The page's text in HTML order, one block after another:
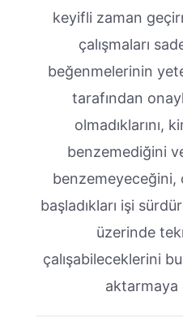
keyifli zaman
çalışmaları
beğenmelerinin
tarafından
olmadıklarını,
benzemediğini
benzemeyeceğini,
başladıkları işi
üzerinde
çalışabileceklerini
aktarmaya